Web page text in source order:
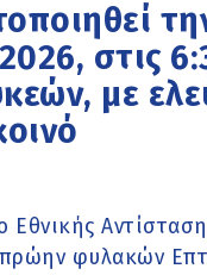
στις
με
φυλακών